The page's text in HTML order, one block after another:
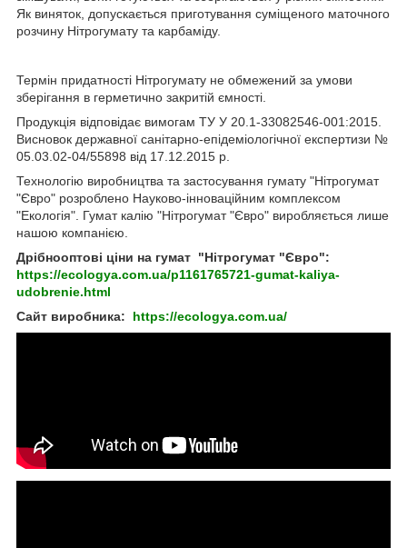
Як виняток, допускається приготування суміщеного маточного
розчину Нітрогумату та карбаміду.
Термін придатності Нітрогумату не обмежений за умови
зберігання в герметично закритій ємності.
Продукція відповідає вимогам ТУ У 20.1-33082546-001:2015.
Висновок державної санітарно-епідеміологічної експертизи №
05.03.02-04/55898 від 17.12.2015 р.
Технологію виробництва та застосування гумату "Нітрогумат
"Євро" розроблено Науково-інноваційним комплексом
"Екологія". Гумат калію "Нітрогумат "Євро" виробляється лише
нашою компанією.
Дрібнооптові ціни на гумат "Нітрогумат "Євро":
https://ecologya.com.ua/p1161765721-gumat-kaliya-
udobrenie.html
Сайт виробника: https://ecologya.com.ua/